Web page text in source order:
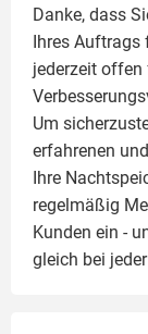
Danke, dass
Ihres Auftrags
jederzeit
Um
erfahrenen
Ihre
regelmäßig
Kunden ein -
gleich bei